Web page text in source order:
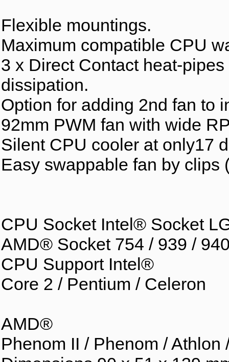
Flexible mountings.
Maximum compatible CPU
3 x Direct Contact heat-
dissipation.
Option for adding 2nd fan to
92mm PWM fan with wide
Silent CPU cooler at only17
Easy swappable fan by clips
CPU Socket Intel® Socket
AMD® Socket 754 / 939 /
CPU Support Intel®
Core 2 / Pentium / Celeron
AMD®
Phenom II / Phenom / Athlon